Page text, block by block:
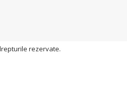
rezervate.